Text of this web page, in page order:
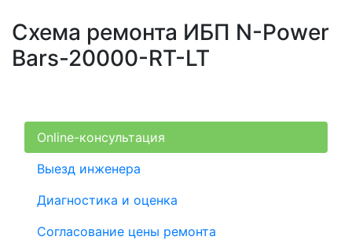
Схема ремонта ИБП N-Power
Bars-20000-RT-LT
Online-консультация
Выезд инженера
Диагностика и оценка
Согласование цены ремонта